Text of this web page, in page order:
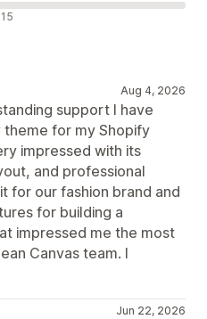
15
Aug 4, 2026
support I have
for my Shopify
impressed with its
and professional
for our fashion brand and
for building a
impressed me the most
Canvas team. I
Jun 22, 2026